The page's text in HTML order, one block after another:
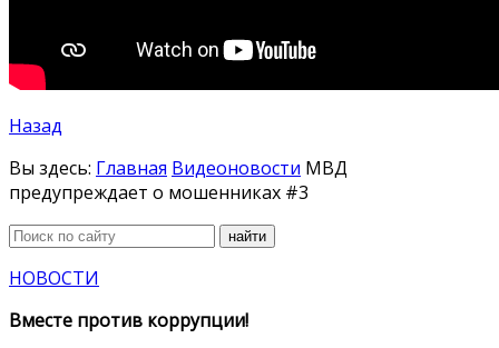
Назад
Вы здесь: Главная Видеоновости МВД
предупреждает о мошенниках #3
найти
НОВОСТИ
Вместе против коррупции!